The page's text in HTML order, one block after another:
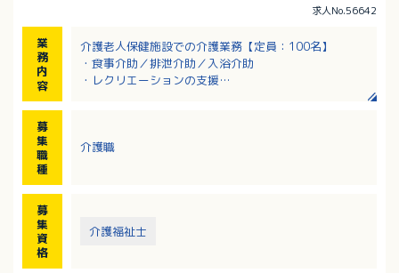
求人No.56642
業
務
内
容
介護老人保健施設での介護業務【定員：100名】
・食事介助／排泄介助／入浴介助
・レクリエーションの支援
※スタッフ40名で対応しています。
募
集
職
種
介護職
募
集
資
格
介護福祉士